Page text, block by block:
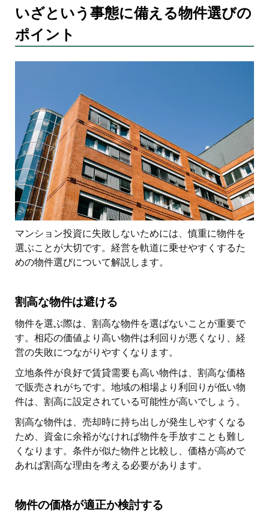
いざという事態に備える物件選びの
ポイント
マンション投資に失敗しないためには、慎重に物件を
選ぶことが大切です。経営を軌道に乗せやすくするた
めの物件選びについて解説します。
割高な物件は避ける
物件を選ぶ際は、割高な物件を選ばないことが重要で
す。相応の価値より高い物件は利回りが悪くなり、経
営の失敗につながりやすくなります。
立地条件が良好で賃貸需要も高い物件は、割高な価格
で販売されがちです。地域の相場より利回りが低い物
件は、割高に設定されている可能性が高いでしょう。
割高な物件は、売却時に持ち出しが発生しやすくなる
ため、資金に余裕がなければ物件を手放すことも難し
くなります。条件が似た物件と比較し、価格が高めで
あれば割高な理由を考える必要があります。
物件の価格が適正か検討する